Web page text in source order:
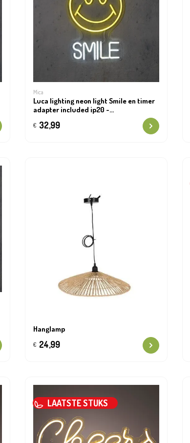
Mica
Luca lighting neon light Smile en timer
adapter included ip20 -
€ 32,99
Hanglamp
€ 24,99
LAATSTE STUKS